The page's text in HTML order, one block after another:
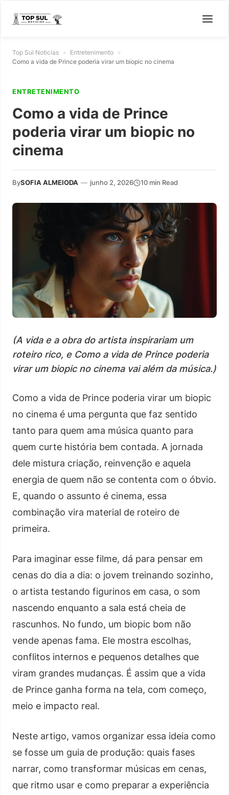
Top Sul Noticias » Entretenimento »
Como a vida de Prince poderia virar um biopic no cinema
ENTRETENIMENTO
Como a vida de Prince
poderia virar um biopic no
cinema
BySOFIA ALMEIODA — junho 2, 2026 10 min Read
(A vida e a obra do artista inspirariam um
roteiro rico, e Como a vida de Prince poderia
virar um biopic no cinema vai além da música.)
Como a vida de Prince poderia virar um biopic
no cinema é uma pergunta que faz sentido
tanto para quem ama música quanto para
quem curte história bem contada. A jornada
dele mistura criação, reinvenção e aquela
energia de quem não se contenta com o óbvio.
E, quando o assunto é cinema, essa
combinação vira material de roteiro de
primeira.
Para imaginar esse filme, dá para pensar em
cenas do dia a dia: o jovem treinando sozinho,
o artista testando figurinos em casa, o som
nascendo enquanto a sala está cheia de
rascunhos. No fundo, um biopic bom não
vende apenas fama. Ele mostra escolhas,
conflitos internos e pequenos detalhes que
viram grandes mudanças. É assim que a vida
de Prince ganha forma na tela, com começo,
meio e impacto real.
Neste artigo, vamos organizar essa ideia como
se fosse um guia de produção: quais fases
narrar, como transformar músicas em cenas,
que ritmo usar e como preparar a experiência